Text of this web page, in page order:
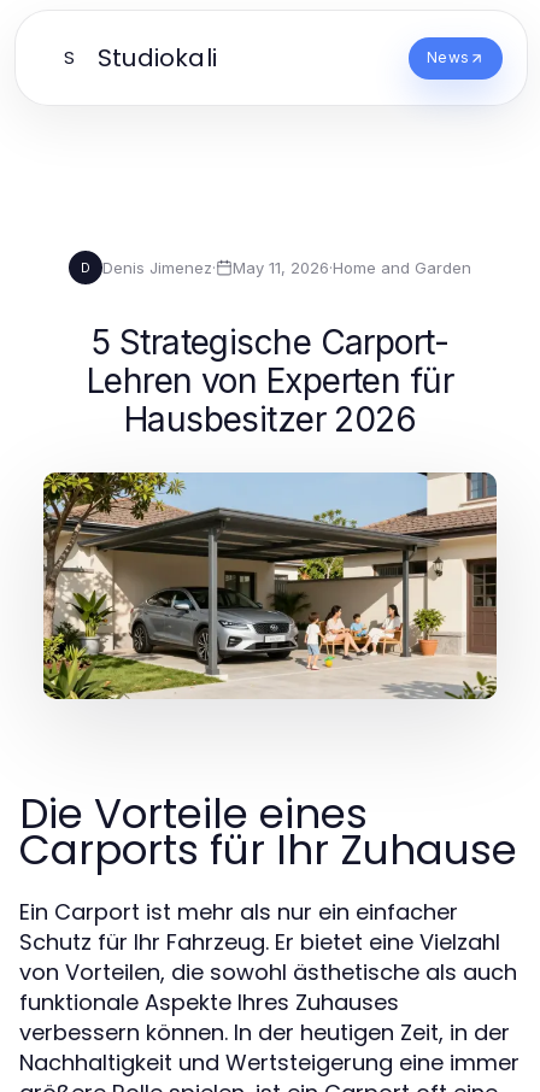
S Studiokali News
D Denis Jimenez· May 11, 2026·Home and Garden
5 Strategische Carport-
Lehren von Experten für
Hausbesitzer 2026
Die Vorteile eines
Carports für Ihr Zuhause
Ein Carport ist mehr als nur ein einfacher
Schutz für Ihr Fahrzeug. Er bietet eine Vielzahl
von Vorteilen, die sowohl ästhetische als auch
funktionale Aspekte Ihres Zuhauses
verbessern können. In der heutigen Zeit, in der
Nachhaltigkeit und Wertsteigerung eine immer